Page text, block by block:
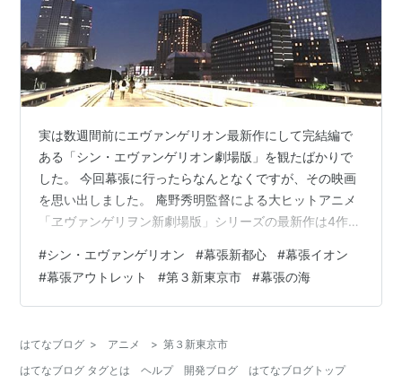
実は数週間前にエヴァンゲリオン最新作にして完結編で
ある「シン・エヴァンゲリオン劇場版」を観たばかりで
した。 今回幕張に行ったらなんとなくですが、その映画
を思い出しました。 庵野秀明監督による大ヒットアニメ
「ヱヴァンゲリヲン新劇場版」シリーズの最新作は4作目
りますね。 4月には過去作品がアマゾンプライムで配信
され、そこを一気見してから劇場に足を運んだ方も多
く、過去最高の興行収益が見込まれるようで素晴らしい
ょ！」って位ネタバレは控えたいです内容です。 もの凄
い数のファンがいることからも、ここまでの…
#シン・エヴァンゲリオン #幕張新都心 #幕張イオン
#幕張アウトレット #第３新東京市 #幕張の海
はてなブログ > アニメ > 第３新東京市
はてなブログ タグとは
ヘルプ 開発ブログ
はてなブログトップ